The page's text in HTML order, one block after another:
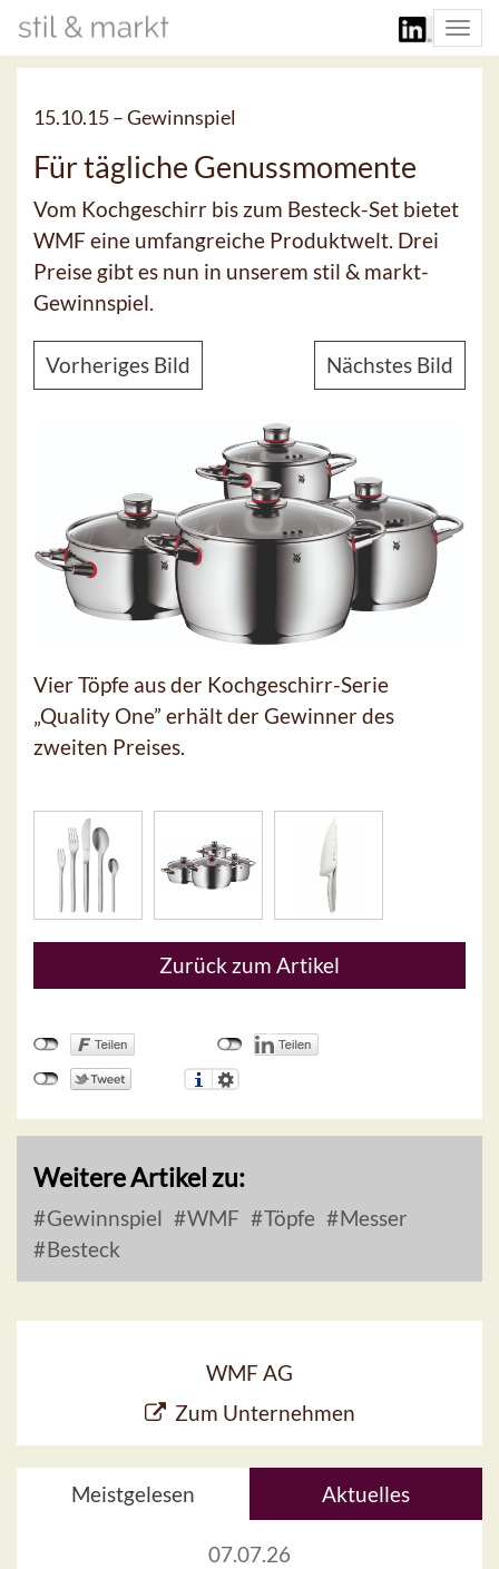
15.10.15 –Gewinnspiel
Für tägliche Genussmomente
Vom Kochgeschirr bis zum Besteck-Set bietet
WMF eine umfangreiche Produktwelt. Drei
Preise gibt es nun in unserem stil & markt-
Gewinnspiel.
Vorheriges Bild Nächstes Bild
Vier Töpfe aus der Kochgeschirr-Serie
„Quality One” erhält der Gewinner des
zweiten Preises.
Zurück zum Artikel
Weitere Artikel zu:
Gewinnspiel WMF Töpfe
Messer
Besteck
WMF AG
Zum Unternehmen
Meistgelesen Aktuelles
07.07.26